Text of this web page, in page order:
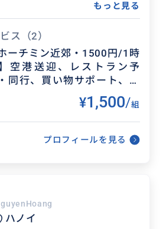
チャーター手配、リムジンバス
シー乗り方指導）
・同行（ローカルフード、宮廷
ルーズなど）
観光、遠方観光どちらも対応可
市内探索）
人形劇、市場、戦争資料館、デ
ナム人スタッフによるローカル
材は市場で一緒に調達します）
ティ予約・同行（メコン川クー
ワニを釣りたいなど特殊なご要
、市場やオンラインでのショッ
、価格相場、お店の信用調査な
もっと見る
ス
（2）
ホーチミン近郊・1500円/1時
空港送迎、レストラン予
同行、買い物サポート、各
アクティビティ予約・同行 ま
、マーケティングなどベトナ
ジネス全般
¥1,500/組
プロフィールを見る
ハノイ